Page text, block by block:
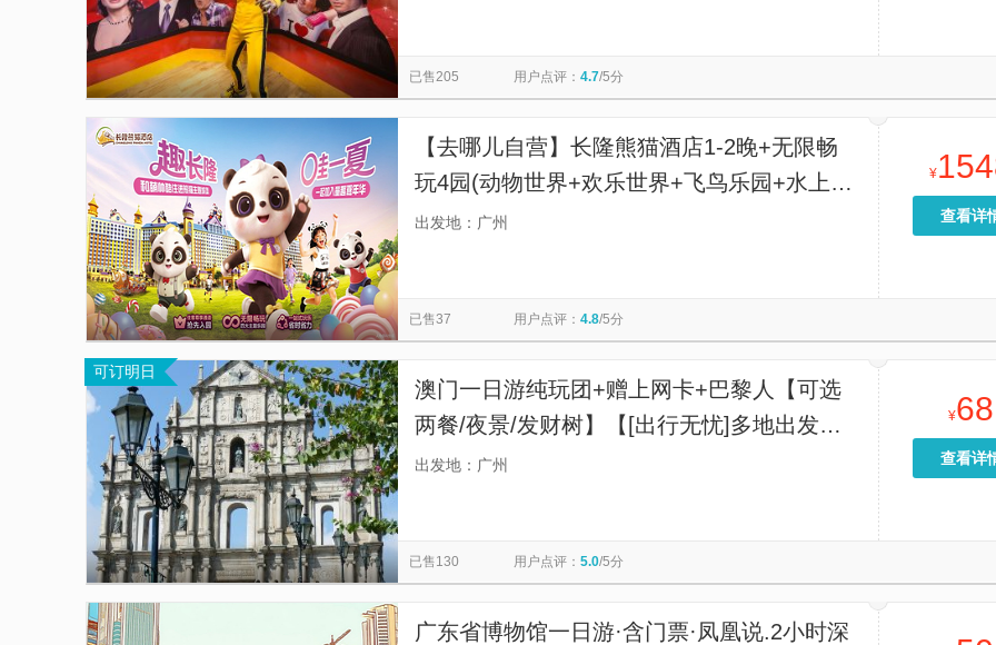
已售205 用户点评： 4.7/5分
【去哪儿自营】长隆熊猫酒店1-2晚+无限畅
玩4园(动物世界+欢乐世界+飞鸟乐园+水上乐
园)+可选大马戏晚餐套票
出发地：广州
¥
查看详
已售37 用户点评： 4.8/5分
可订明日
澳门一日游纯玩团+赠上网卡+巴黎人【可选
两餐/夜景/发财树】【[出行无忧]多地出发可
选+多套餐可选丨澳门精华景点一站游览 全程
出发地：广州
¥68
查看详
已售130 用户点评： 5.0/5分
广东省博物馆一日游·含门票·凤凰说.2小时深